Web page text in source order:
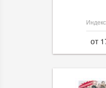
от